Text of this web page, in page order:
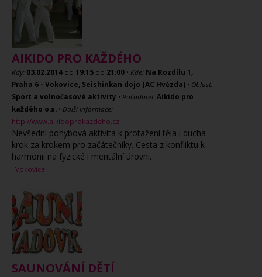
AIKIDO PRO KAŽDÉHO
Kdy: 03.02.2014 od 19:15 do 21:00 • Kde: Na Rozdílu 1,
Praha 6 - Vokovice, Seishinkan dojo (AC Hvězda) • Oblast:
Sport a volnočasové aktivity • Pořadatel: Aikido pro
každého o.s. • Další informace:
http://www.aikidoprokazdeho.cz
Nevšední pohybová aktivita k protažení těla i ducha
krok za krokem pro začátečníky. Cesta z konfliktu k
harmonii na fyzické i mentální úrovni.
Vokovice
SAUNOVÁNÍ DĚTÍ